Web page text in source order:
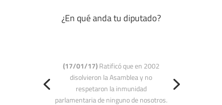
¿En qué anda tu diputado?
(16/01/17) Afirmó que «hay
contradicción en ese parlamento que
acaba de aprobar un abandono de
cargo, si abandonó el cargo, ¿cómo lo